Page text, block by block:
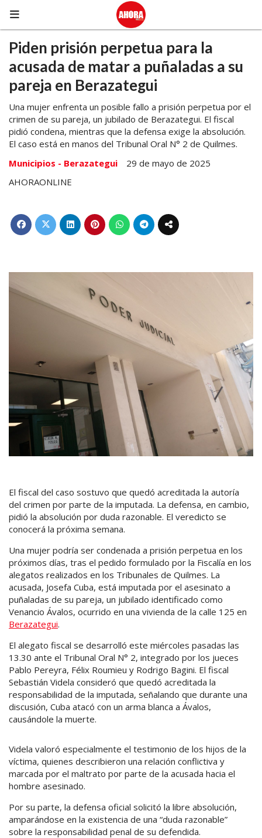
Piden prisión perpetua para la
acusada de matar a puñaladas a su
pareja en Berazategui
Una mujer enfrenta un posible fallo a prisión perpetua por el
crimen de su pareja, un jubilado de Berazategui. El fiscal
pidió condena, mientras que la defensa exige la absolución.
El caso está en manos del Tribunal Oral N° 2 de Quilmes.
Municipios - Berazategui
29 de mayo de 2025
AHORAONLINE
El fiscal del caso sostuvo que quedó acreditada la autoría
del crimen por parte de la imputada. La defensa, en cambio,
pidió la absolución por duda razonable. El veredicto se
conocerá la próxima semana.
Una mujer podría ser condenada a prisión perpetua en los
próximos días, tras el pedido formulado por la Fiscalía en los
alegatos realizados en los Tribunales de Quilmes. La
acusada, Josefa Cuba, está imputada por el asesinato a
puñaladas de su pareja, un jubilado identificado como
Venancio Ávalos, ocurrido en una vivienda de la calle 125 en
Berazategui.
El alegato fiscal se desarrolló este miércoles pasadas las
13.30 ante el Tribunal Oral N° 2, integrado por los jueces
Pablo Pereyra, Félix Roumieu y Rodrigo Bagini. El fiscal
Sebastián Videla consideró que quedó acreditada la
responsabilidad de la imputada, señalando que durante una
discusión, Cuba atacó con un arma blanca a Ávalos,
causándole la muerte.
Videla valoró especialmente el testimonio de los hijos de la
víctima, quienes describieron una relación conflictiva y
marcada por el maltrato por parte de la acusada hacia el
hombre asesinado.
Por su parte, la defensa oficial solicitó la libre absolución,
amparándose en la existencia de una “duda razonable”
sobre la responsabilidad penal de su defendida.